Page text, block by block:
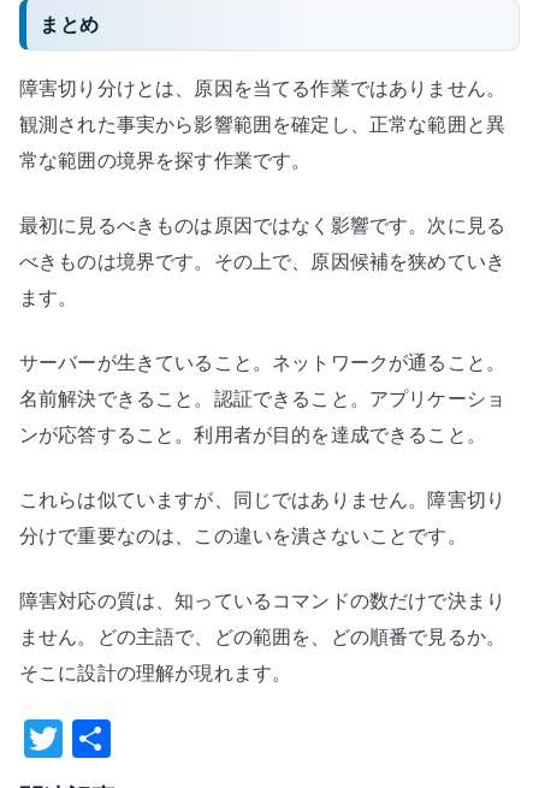
まとめ
障害切り分けとは、原因を当てる作業ではありません。
観測された事実から影響範囲を確定し、正常な範囲と異
常な範囲の境界を探す作業です。
最初に見るべきものは原因ではなく影響です。次に見る
べきものは境界です。その上で、原因候補を狭めていき
ます。
サーバーが生きていること。ネットワークが通ること。
名前解決できること。認証できること。アプリケーショ
ンが応答すること。利用者が目的を達成できること。
これらは似ていますが、同じではありません。障害切り
分けで重要なのは、この違いを潰さないことです。
障害対応の質は、知っているコマンドの数だけで決まり
ません。どの主語で、どの範囲を、どの順番で見るか。
そこに設計の理解が現れます。
T
w 有